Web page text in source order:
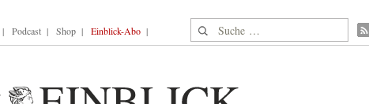
Podcast Shop Einblick-Abo Suche nach: